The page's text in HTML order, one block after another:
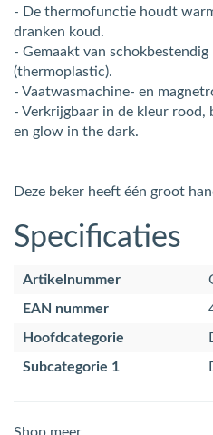
- De thermofunctie houdt
dranken koud.
- Gemaakt van
(thermoplastic).
- Vaatwasmachine- en
- Verkrijgbaar in de kleur
en glow in the dark.
Deze beker heeft één groot
Specificaties
Artikelnummer
EAN nummer
Hoofdcategorie
Subcategorie 1